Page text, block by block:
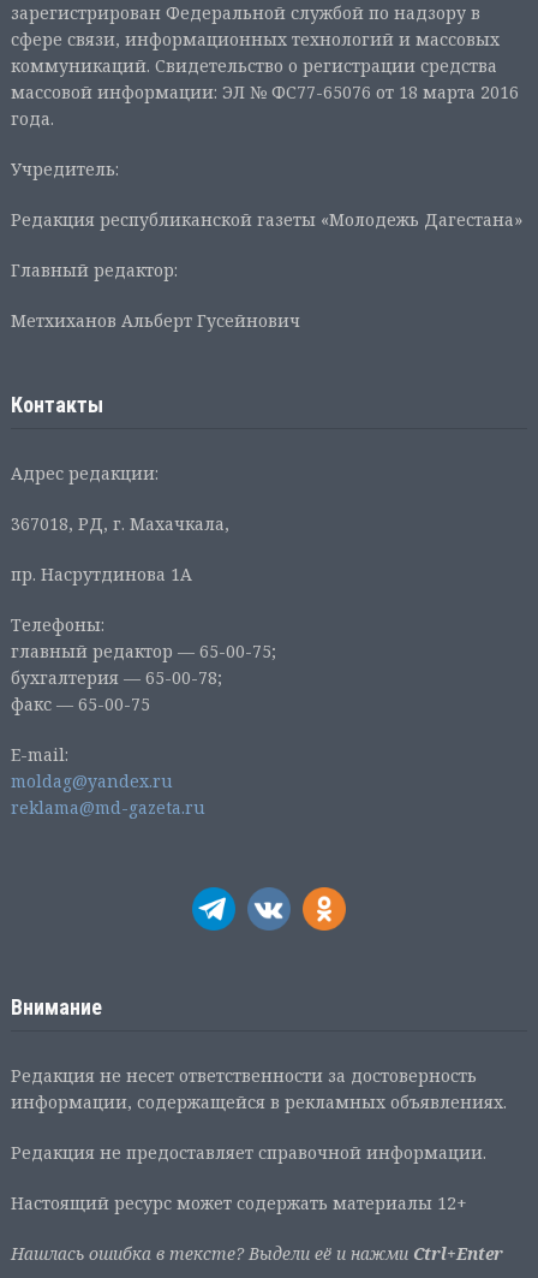
зарегистрирован Федеральной службой по надзору в
сфере связи, информационных технологий и массовых
коммуникаций. Свидетельство о регистрации средства
массовой информации: ЭЛ № ФС77-65076 от 18 марта 2016
года.
Учредитель:
Редакция республиканской газеты «Молодежь Дагестана»
Главный редактор:
Метхиханов Альберт Гусейнович
Контакты
Адрес редакции:
367018, РД, г. Махачкала,
пр. Насрутдинова 1А
Телефоны:
главный редактор — 65-00-75;
бухгалтерия — 65-00-78;
факс — 65-00-75
E-mail:
moldag@yandex.ru
reklama@md-gazeta.ru
Внимание
Редакция не несет ответственности за достоверность
информации, содержащейся в рекламных объявлениях.
Редакция не предоставляет справочной информации.
Настоящий ресурс может содержать материалы 12+
Нашлась ошибка в тексте? Выдели её и нажми Ctrl+Enter